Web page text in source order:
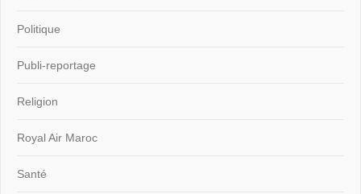
Politique
Publi-reportage
Religion
Royal Air Maroc
Santé